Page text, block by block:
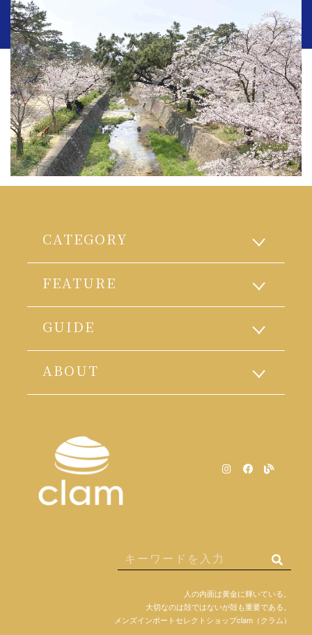
CATEGORY
FEATURE
GUIDE
ABOUT
人の内面は黄金に輝いている。
大切なのは殻ではないが殻も重要である。
メンズインポートセレクトショップclam（クラム）